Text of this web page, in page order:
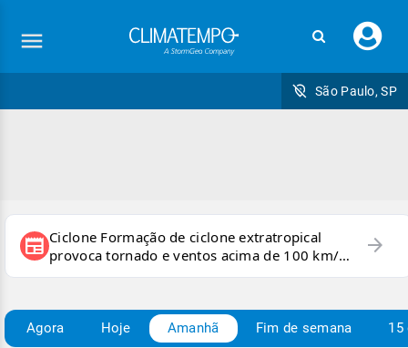
seu
São Paulo, SP
newspaper Ciclone Formação de ciclone extratropical
provoca tornado e ventos acima de 100 km/h
no RS
arrow_forward
Agora Hoje Amanhã Fim de semana 15